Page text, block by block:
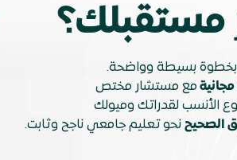
مستقبلك؟
بخطوة بسيطة وواضحة.
مع مستشار مختص
الأنسب لقدراتك وميولك
الصحيح نحو تعليم جامعي ناجح وثابت.